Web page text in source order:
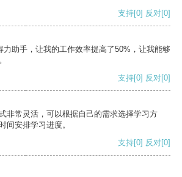
支持[0] 反对[0]
力助手，让我的工作效率提高了50%，让我能够
支持[0] 反对[0]
非常灵活，可以根据自己的需求选择学习方
间安排学习进度。
支持[0] 反对[0]